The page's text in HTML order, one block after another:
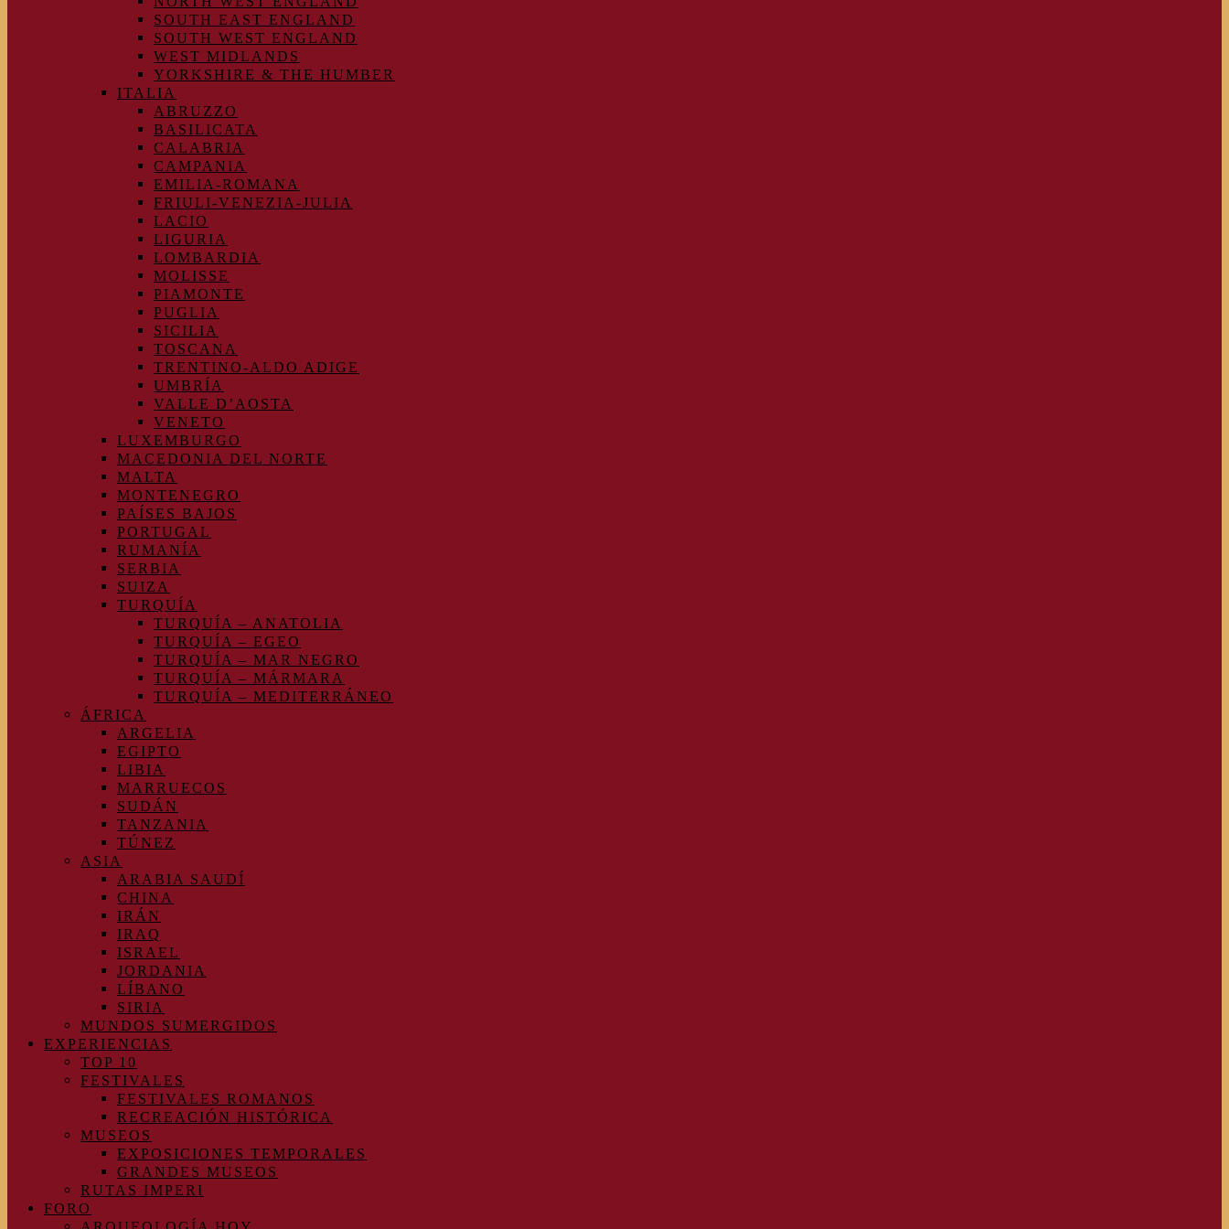
SOUTH EAST ENGLAND
SOUTH WEST ENGLAND
WEST MIDLANDS
YORKSHIRE & THE HUMBER
ITALIA
ABRUZZO
BASILICATA
CALABRIA
CAMPANIA
EMILIA-ROMANA
FRIULI-VENEZIA-JULIA
LACIO
LIGURIA
LOMBARDIA
MOLISSE
PIAMONTE
PUGLIA
SICILIA
TOSCANA
TRENTINO-ALDO ADIGE
UMBRÍA
VALLE D’AOSTA
VENETO
LUXEMBURGO
MACEDONIA DEL NORTE
MALTA
MONTENEGRO
PAÍSES BAJOS
PORTUGAL
RUMANÍA
SERBIA
SUIZA
TURQUÍA
TURQUÍA – ANATOLIA
TURQUÍA – EGEO
TURQUÍA – MAR NEGRO
TURQUÍA – MÁRMARA
TURQUÍA – MEDITERRÁNEO
ÁFRICA
ARGELIA
EGIPTO
LIBIA
MARRUECOS
SUDÁN
TANZANIA
TÚNEZ
ASIA
ARABIA SAUDÍ
CHINA
IRÁN
IRAQ
ISRAEL
JORDANIA
LÍBANO
SIRIA
MUNDOS SUMERGIDOS
EXPERIENCIAS
TOP 10
FESTIVALES
FESTIVALES ROMANOS
RECREACIÓN HISTÓRICA
MUSEOS
EXPOSICIONES TEMPORALES
GRANDES MUSEOS
RUTAS IMPERI
FORO